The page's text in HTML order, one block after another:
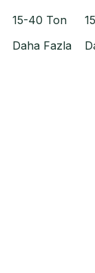
15-40 Ton
Daha Fazla